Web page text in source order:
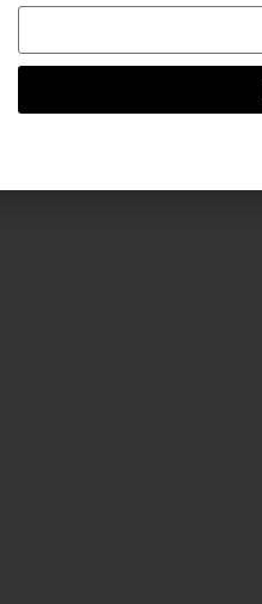
“Bellerose” póló – “Pink”